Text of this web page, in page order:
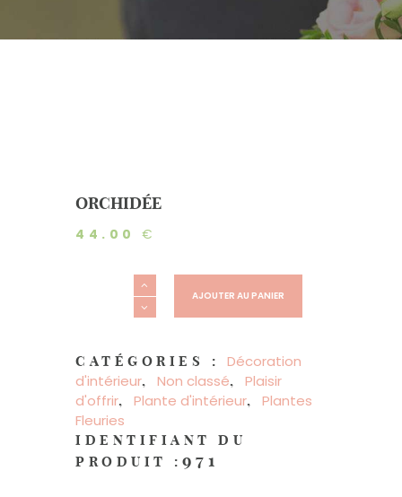
ORCHIDÉE
44.00 €
AJOUTER AU PANIER
CATÉGORIES : Décoration
d'intérieur, Non classé, Plaisir
d'offrir, Plante d'intérieur, Plantes
Fleuries
IDENTIFIANT DU
PRODUIT : 971